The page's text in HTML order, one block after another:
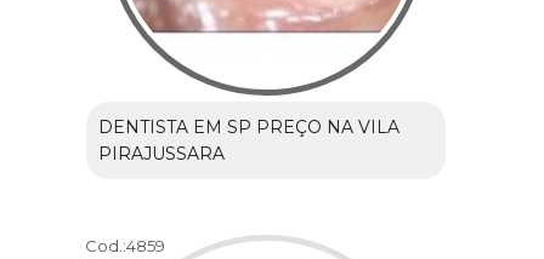
DENTISTA EM SP PREÇO NA VILA
PIRAJUSSARA
Cod.:4859